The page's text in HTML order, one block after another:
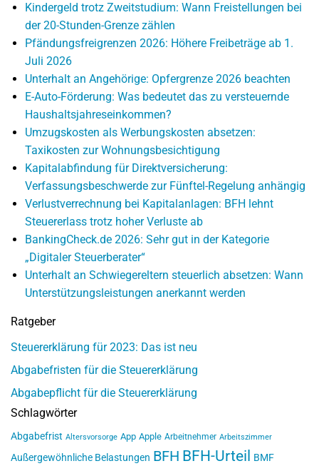
Kindergeld trotz Zweitstudium: Wann Freistellungen bei
der 20-Stunden-Grenze zählen
Pfändungsfreigrenzen 2026: Höhere Freibeträge ab 1.
Juli 2026
Unterhalt an Angehörige: Opfergrenze 2026 beachten
E-Auto-Förderung: Was bedeutet das zu versteuernde
Haushaltsjahreseinkommen?
Umzugskosten als Werbungskosten absetzen:
Taxikosten zur Wohnungsbesichtigung
Kapitalabfindung für Direktversicherung:
Verfassungsbeschwerde zur Fünftel-Regelung anhängig
Verlustverrechnung bei Kapitalanlagen: BFH lehnt
Steuererlass trotz hoher Verluste ab
BankingCheck.de 2026: Sehr gut in der Kategorie
„Digitaler Steuerberater“
Unterhalt an Schwiegereltern steuerlich absetzen: Wann
Unterstützungsleistungen anerkannt werden
Ratgeber
Steuererklärung für 2023: Das ist neu
Abgabefristen für die Steuererklärung
Abgabepflicht für die Steuererklärung
Schlagwörter
Abgabefrist Altersvorsorge App Apple Arbeitnehmer Arbeitszimmer
Außergewöhnliche Belastungen BFH BFH-Urteil BMF